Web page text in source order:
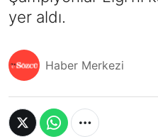
yer aldı.
Haber Merkezi